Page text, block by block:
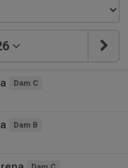
Dam C
Dam B